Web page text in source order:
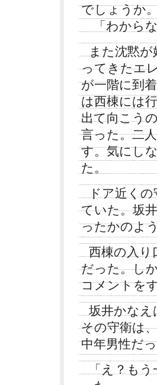
でしょうか
「わから
また沈黙
ってきたエ
が一階に到
は西棟には
出て向こう
言った。二
す。気にし
た。
ドア近く
ていた。坂
ったかのよ
西棟の入り
だった。し
コメントを
坂井かなえ
その守衛は
中年男性だ
「え？も